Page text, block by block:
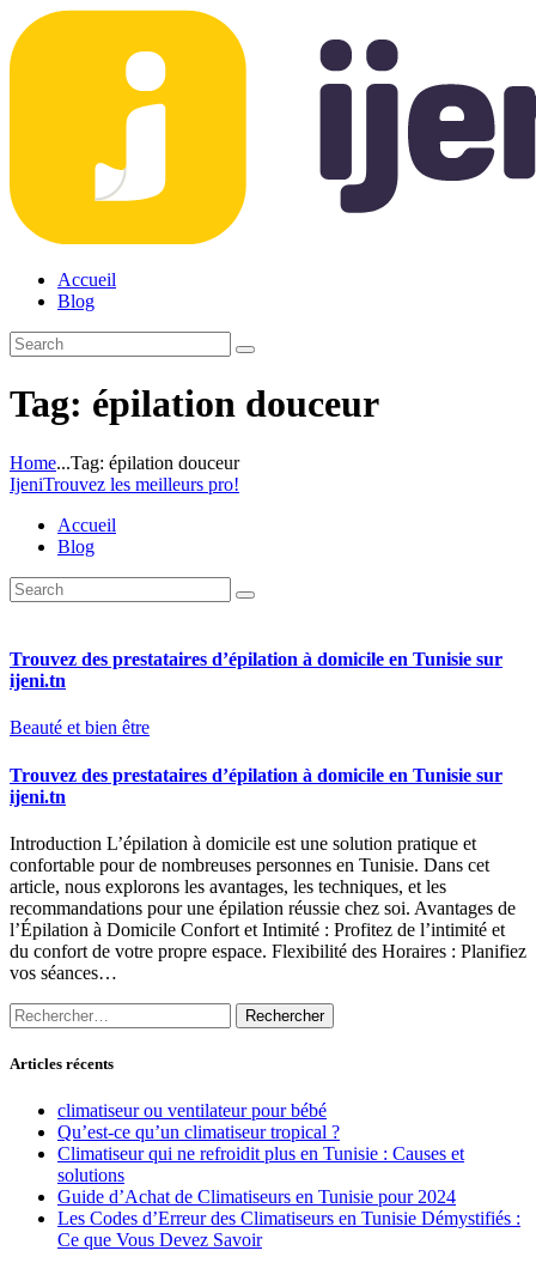
Accueil
Blog
Tag: épilation douceur
Home...Tag: épilation douceur
IjeniTrouvez les meilleurs pro!
Accueil
Blog
Trouvez des prestataires d’épilation à domicile en Tunisie sur
ijeni.tn
Beauté et bien être
Trouvez des prestataires d’épilation à domicile en Tunisie sur
ijeni.tn
Introduction L’épilation à domicile est une solution pratique et
confortable pour de nombreuses personnes en Tunisie. Dans cet
article, nous explorons les avantages, les techniques, et les
recommandations pour une épilation réussie chez soi. Avantages de
l’Épilation à Domicile Confort et Intimité : Profitez de l’intimité et
du confort de votre propre espace. Flexibilité des Horaires : Planifiez
vos séances…
Rechercher :
Articles récents
climatiseur ou ventilateur pour bébé
Qu’est-ce qu’un climatiseur tropical ?
Climatiseur qui ne refroidit plus en Tunisie : Causes et
solutions
Guide d’Achat de Climatiseurs en Tunisie pour 2024
Les Codes d’Erreur des Climatiseurs en Tunisie Démystifiés :
Ce que Vous Devez Savoir